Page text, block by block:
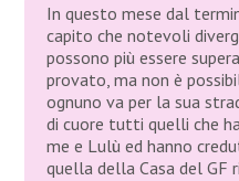
In questo mese dal
capito che notevoli
possono più essere
provato, ma non è
ognuno va per la sua
di cuore tutti quelli che
me e Lulù ed hanno
quella della Casa del GF